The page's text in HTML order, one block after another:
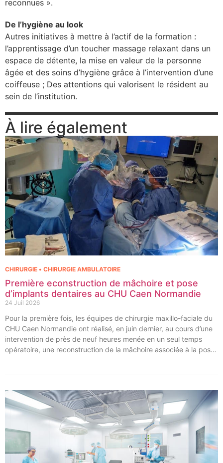
reconnues ».
De l’hygiène au look
Autres initiatives à mettre à l’actif de la formation :
l’apprentissage d’un toucher massage relaxant dans un
espace de détente, la mise en valeur de la personne
âgée et des soins d’hygiène grâce à l’intervention d’une
coiffeuse ; Des attentions qui valorisent le résident au
sein de l’institution.
À lire également
Première econstruction de mâchoire et pose
d’implants dentaires au CHU Caen Normandie
24 Juil 2026
CHIRURGIE • CHIRURGIE AMBULATOIRE
Pour la première fois, les équipes de chirurgie maxillo-faciale du
CHU Caen Normandie ont réalisé, en juin dernier, au cours d’une
intervention de près de neuf heures menée en un seul temps
opératoire, une reconstruction de la mâchoire associée à la pose